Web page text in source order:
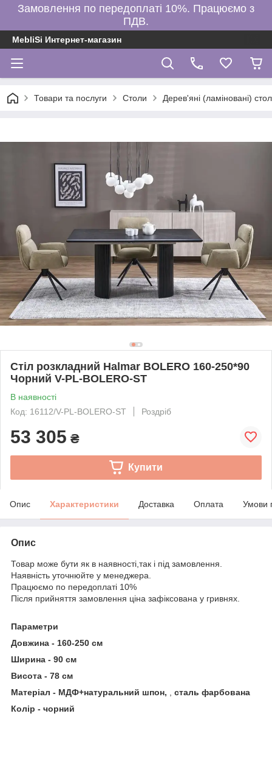
Замовлення по передоплаті 10%. Працюємо з
ПДВ.
MebliSi Интернет-магазин
Товари та послуги Столи Дерев'яні (ламіновані)
Стіл розкладний Halmar BOLERO 160-250*90
Чорний V-PL-BOLERO-ST
В наявності
Код: 16112/V-PL-BOLERO-ST
Роздріб
53 305 ₴
Купити
Опис Характеристики Доставка Оплата Умови
Опис
Товар може бути як в наявності,так і під замовлення.
Наявність уточнюйте у менеджера.
Працюємо по передоплаті 10%
Після прийняття замовлення ціна зафіксована у гривнях.
Параметри
Довжина - 160-250 см
Ширина - 90 см
Висота - 78 см
Матеріал - МДФ+натуральний шпон,
сталь фарбована
Колір - чорний